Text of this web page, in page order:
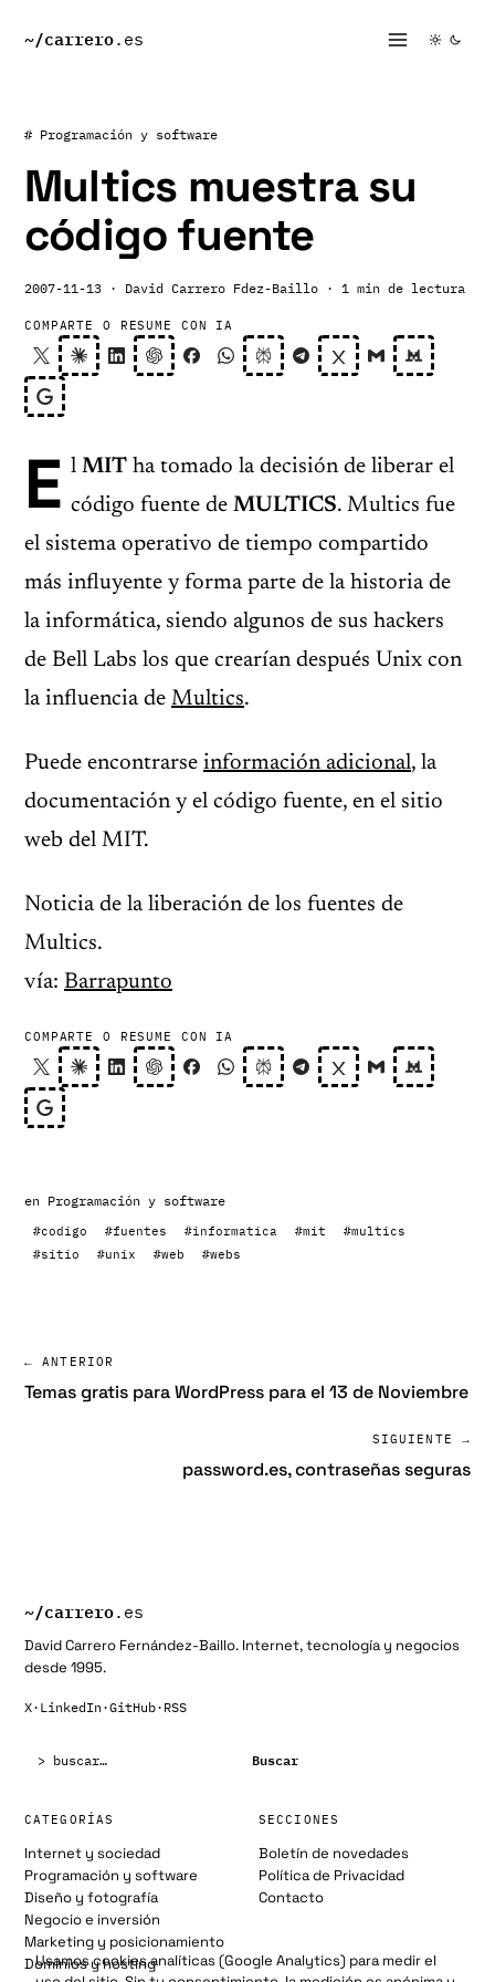
~/carrero.es
# Programación y software
Multics muestra su
código fuente
2007-11-13 · David Carrero Fdez-Baillo · 1 min de lectura
COMPARTE O RESUME CON IA
E l MIT ha tomado la decisión de liberar el
código fuente de MULTICS. Multics fue
el sistema operativo de tiempo compartido
más influyente y forma parte de la historia de
la informática, siendo algunos de sus hackers
de Bell Labs los que crearían después Unix con
la influencia de Multics.
Puede encontrarse información adicional, la
documentación y el código fuente, en el sitio
web del MIT.
Noticia de la liberación de los fuentes de
Multics.
vía: Barrapunto
COMPARTE O RESUME CON IA
en Programación y software
#codigo #fuentes #informatica #mit
#multics
#sitio
#unix #web #webs
← ANTERIOR
Temas gratis para WordPress para el 13 de Noviembre
SIGUIENTE →
password.es, contraseñas seguras
~/carrero.es
David Carrero Fernández-Baillo. Internet, tecnología y negocios
desde 1995.
X· LinkedIn·GitHub· RSS
Buscar
CATEGORÍAS
Internet y sociedad
Programación y software
Diseño y fotografía
Negocio e inversión
Marketing y posicionamiento
Dominios y hosting
SECCIONES
Boletín de novedades
Política de Privacidad
Contacto
Usamos cookies analíticas (Google Analytics) para medir el